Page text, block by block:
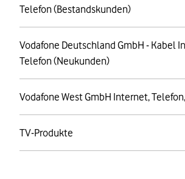
Telefon (Bestandskunden)
Vodafone Deutschland GmbH - Kabel
Telefon (Neukunden)
Vodafone West GmbH Internet,
TV-Produkte